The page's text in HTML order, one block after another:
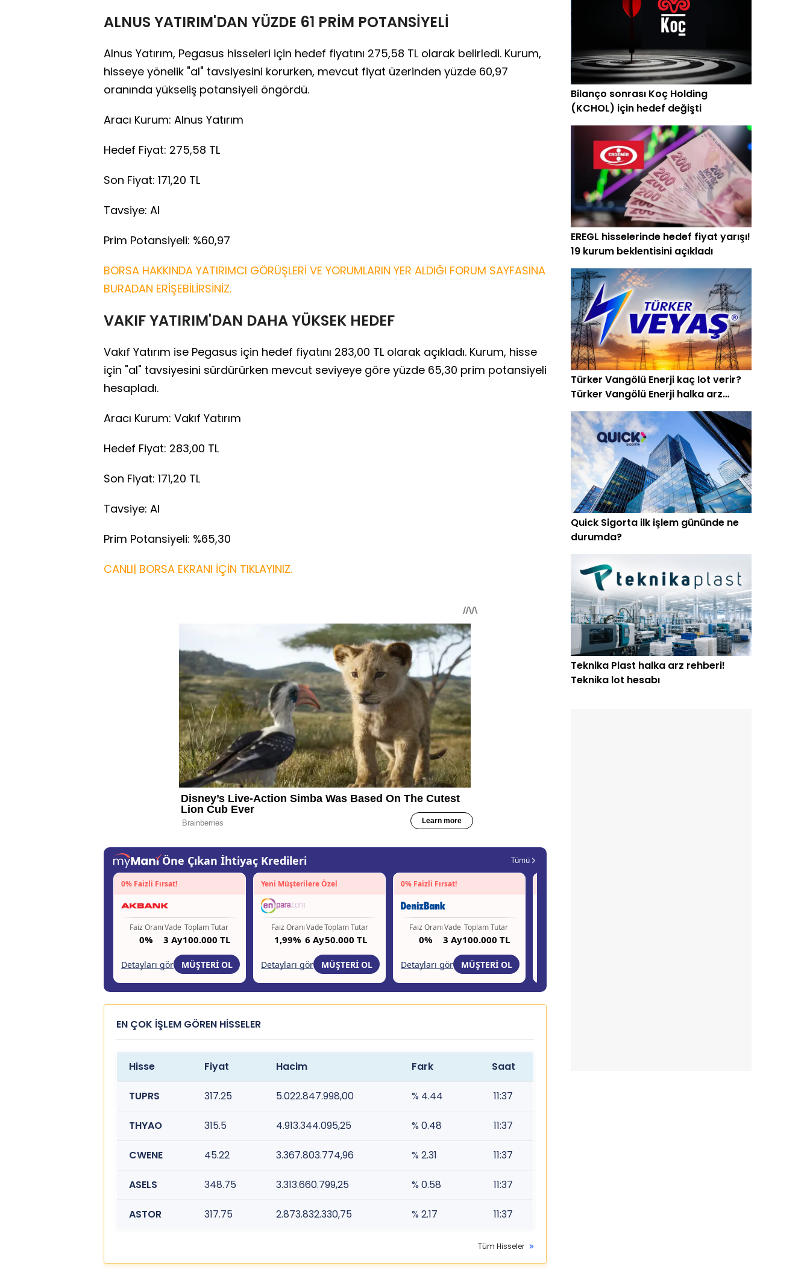
ALNUS YATIRIM'DAN YÜZDE 61 PRİM POTANSİYELİ
Alnus Yatırım, Pegasus hisseleri için hedef fiyatını 275,58 TL olarak belirledi. Kurum,
hisseye yönelik "al" tavsiyesini korurken, mevcut fiyat üzerinden yüzde 60,97
oranında yükseliş potansiyeli öngördü.
Aracı Kurum: Alnus Yatırım
Hedef Fiyat: 275,58 TL
Son Fiyat: 171,20 TL
Tavsiye: Al
Prim Potansiyeli: %60,97
BORSA HAKKINDA YATIRIMCI GÖRÜŞLERİ VE YORUMLARIN YER ALDIĞI FORUM SAYFASINA
BURADAN ERİŞEBİLİRSİNİZ.
VAKIF YATIRIM'DAN DAHA YÜKSEK HEDEF
Vakıf Yatırım ise Pegasus için hedef fiyatını 283,00 TL olarak açıkladı. Kurum, hisse
için "al" tavsiyesini sürdürürken mevcut seviyeye göre yüzde 65,30 prim potansiyeli
hesapladı.
Aracı Kurum: Vakıf Yatırım
Hedef Fiyat: 283,00 TL
Son Fiyat: 171,20 TL
Tavsiye: Al
Prim Potansiyeli: %65,30
CANLI| BORSA EKRANI İÇİN TIKLAYINIZ.
EN ÇOK İŞLEM GÖREN HİSSELER
Hisse Fiyat Hacim Fark Saat
TUPRS 317.25 5.022.847.998,00 % 4.44 11:37
THYAO 315.5 4.913.344.095,25 % 0.48 11:37
CWENE 45.22 3.367.803.774,96 % 2.31 11:37
ASELS 348.75 3.313.660.799,25 % 0.58 11:37
ASTOR 317.75 2.873.832.330,75 % 2.17 11:37
Tüm Hisseler
Bilanço sonrası Koç Holding
(KCHOL) için hedef değişti
EREGL hisselerinde hedef fiyat yarışı!
19 kurum beklentisini açıkladı
Türker Vangölü Enerji kaç lot verir?
Türker Vangölü Enerji halka arz
oluyor
Quick Sigorta ilk işlem gününde ne
durumda?
Teknika Plast halka arz rehberi!
Teknika lot hesabı